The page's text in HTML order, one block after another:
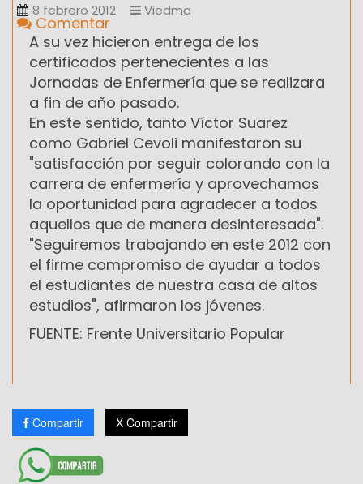
8 febrero 2012 Viedma
Comentar
A su vez hicieron entrega de los
certificados pertenecientes a las
Jornadas de Enfermería que se realizara
a fin de año pasado.
En este sentido, tanto Víctor Suarez
como Gabriel Cevoli manifestaron su
"satisfacción por seguir colorando con la
carrera de enfermería y aprovechamos
la oportunidad para agradecer a todos
aquellos que de manera desinteresada".
"Seguiremos trabajando en este 2012 con
el firme compromiso de ayudar a todos
el estudiantes de nuestra casa de altos
estudios", afirmaron los jóvenes.
FUENTE: Frente Universitario Popular
Compartir X Compartir